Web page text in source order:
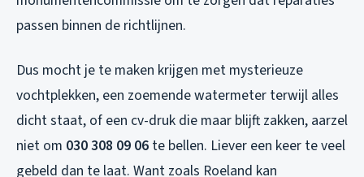
passen binnen de richtlijnen.
Dus mocht je te maken krijgen met mysterieuze
vochtplekken, een zoemende watermeter terwijl alles
dicht staat, of een cv-druk die maar blijft zakken, aarzel
niet om 030 308 09 06 te bellen. Liever een keer te veel
gebeld dan te laat. Want zoals Roeland kan